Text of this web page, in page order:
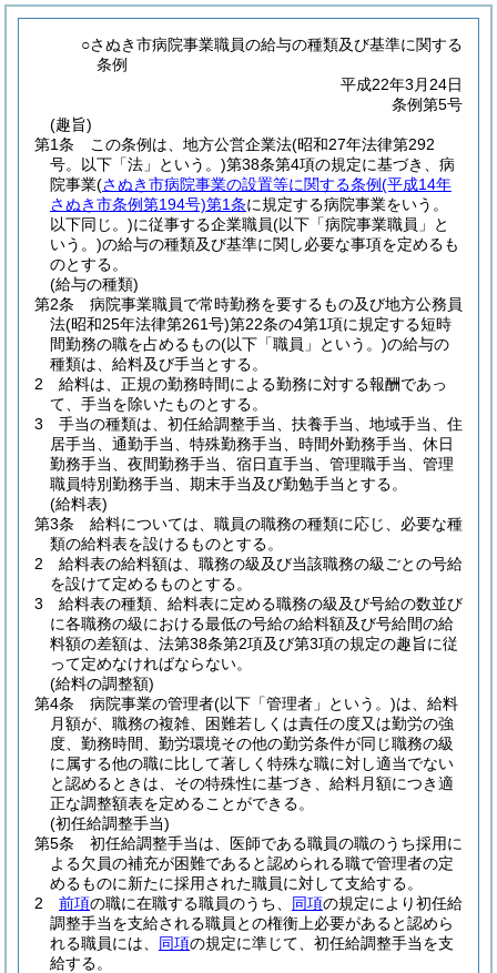
○さぬき市病院事業職員の給与の種類及び基準に関する
条例
平成22年3月24日
条例第5号
(趣旨)
第1条
この条例は、地方公営企業法(昭和27年法律第292
号。以下「法」という。)第38条第4項の規定に基づき、病
院事業(さぬき市病院事業の設置等に関する条例(平成14年
さぬき市条例第194号)第1条に規定する病院事業をいう。
以下同じ。)に従事する企業職員(以下「病院事業職員」と
いう。)の給与の種類及び基準に関し必要な事項を定めるも
のとする。
(給与の種類)
第2条
病院事業職員で常時勤務を要するもの及び地方公務員
法(昭和25年法律第261号)第22条の4第1項に規定する短時
間勤務の職を占めるもの(以下「職員」という。)の給与の
種類は、給料及び手当とする。
2
給料は、正規の勤務時間による勤務に対する報酬であっ
て、手当を除いたものとする。
3
手当の種類は、初任給調整手当、扶養手当、地域手当、住
居手当、通勤手当、特殊勤務手当、時間外勤務手当、休日
勤務手当、夜間勤務手当、宿日直手当、管理職手当、管理
職員特別勤務手当、期末手当及び勤勉手当とする。
(給料表)
第3条
給料については、職員の職務の種類に応じ、必要な種
類の給料表を設けるものとする。
2
給料表の給料額は、職務の級及び当該職務の級ごとの号給
を設けて定めるものとする。
3
給料表の種類、給料表に定める職務の級及び号給の数並び
に各職務の級における最低の号給の給料額及び号給間の給
料額の差額は、法第38条第2項及び第3項の規定の趣旨に従
って定めなければならない。
(給料の調整額)
第4条
病院事業の管理者(以下「管理者」という。)は、給料
月額が、職務の複雑、困難若しくは責任の度又は勤労の強
度、勤務時間、勤労環境その他の勤労条件が同じ職務の級
に属する他の職に比して著しく特殊な職に対し適当でない
と認めるときは、その特殊性に基づき、給料月額につき適
正な調整額表を定めることができる。
(初任給調整手当)
第5条
初任給調整手当は、医師である職員の職のうち採用に
よる欠員の補充が困難であると認められる職で管理者の定
めるものに新たに採用された職員に対して支給する。
2
前項の職に在職する職員のうち、 同項の規定により初任給
調整手当を支給される職員との権衡上必要があると認めら
れる職員には、 同項の規定に準じて、初任給調整手当を支
給する。